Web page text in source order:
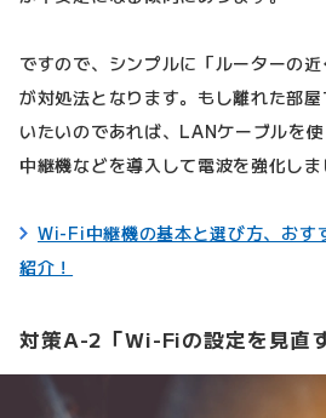
ですので、シンプルに「ルーターの
が対処法となります。もし離れた部
いたいのであれば、LANケーブルを使
中継機などを導入して電波を強化しま
Wi-Fi中継機の基本と選び方、おす
紹介！
対策A-2「Wi-Fiの設定を見直